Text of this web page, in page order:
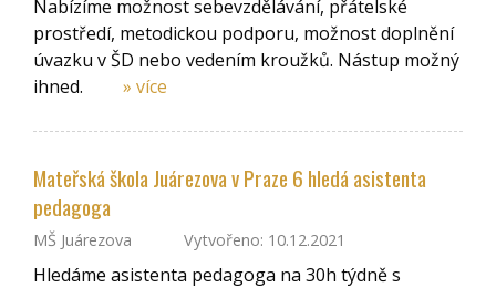
Nabízíme možnost sebevzdělávání, přátelské
prostředí, metodickou podporu, možnost doplnění
úvazku v ŠD nebo vedením kroužků. Nástup možný
ihned.
» více
Mateřská škola Juárezova v Praze 6 hledá asistenta
pedagoga
MŠ Juárezova Vytvořeno: 10.12.2021
Hledáme asistenta pedagoga na 30h týdně s